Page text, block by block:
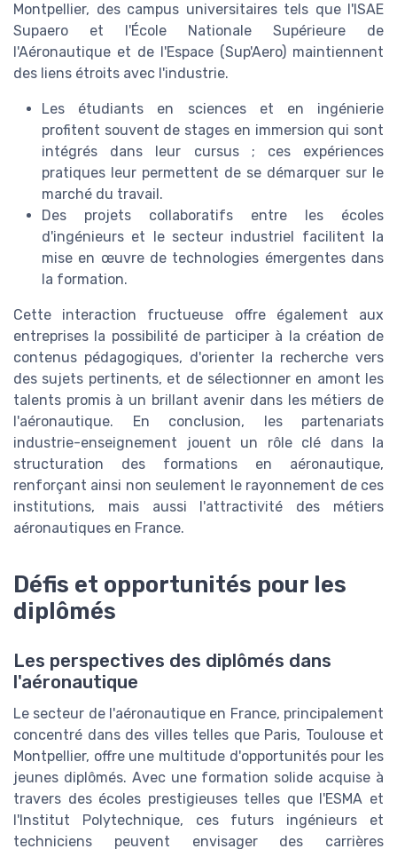
Montpellier, des campus universitaires tels que l'ISAE
Supaero et l'École Nationale Supérieure de
l'Aéronautique et de l'Espace (Sup'Aero) maintiennent
des liens étroits avec l'industrie.
Les étudiants en sciences et en ingénierie
profitent souvent de stages en immersion qui sont
intégrés dans leur cursus ; ces expériences
pratiques leur permettent de se démarquer sur le
marché du travail.
Des projets collaboratifs entre les écoles
d'ingénieurs et le secteur industriel facilitent la
mise en œuvre de technologies émergentes dans
la formation.
Cette interaction fructueuse offre également aux
entreprises la possibilité de participer à la création de
contenus pédagogiques, d'orienter la recherche vers
des sujets pertinents, et de sélectionner en amont les
talents promis à un brillant avenir dans les métiers de
l'aéronautique. En conclusion, les partenariats
industrie-enseignement jouent un rôle clé dans la
structuration des formations en aéronautique,
renforçant ainsi non seulement le rayonnement de ces
institutions, mais aussi l'attractivité des métiers
aéronautiques en France.
Défis et opportunités pour les
diplômés
Les perspectives des diplômés dans
l'aéronautique
Le secteur de l'aéronautique en France, principalement
concentré dans des villes telles que Paris, Toulouse et
Montpellier, offre une multitude d'opportunités pour les
jeunes diplômés. Avec une formation solide acquise à
travers des écoles prestigieuses telles que l'ESMA et
l'Institut Polytechnique, ces futurs ingénieurs et
techniciens peuvent envisager des carrières